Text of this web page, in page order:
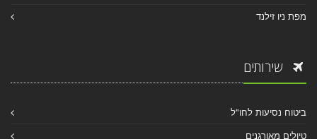
מפת ניו זילנד
שירותים
ביטוח נסיעות לחו"ל
טיולים מאורגנים